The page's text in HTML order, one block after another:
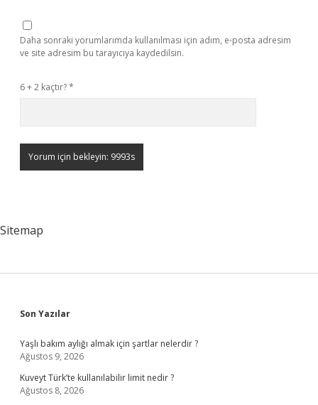
Daha sonraki yorumlarımda kullanılması için adım, e-posta adresim
ve site adresim bu tarayıcıya kaydedilsin.
6 + 2 kaçtır?*
Sitemap
Sidebar
Son Yazılar
Yaşlı bakım aylığı almak için şartlar nelerdir ?
Ağustos 9, 2026
Kuveyt Türk’te kullanılabilir limit nedir ?
Ağustos 8, 2026